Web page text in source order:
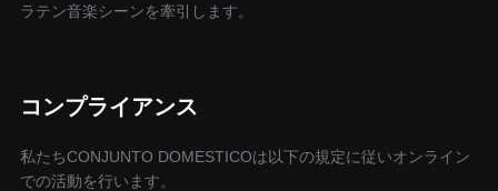
ラテン音楽シーンを牽引します。
コンプライアンス
私たちCONJUNTO DOMESTICOは以下の規定に従いオンライン
での活動を行います。